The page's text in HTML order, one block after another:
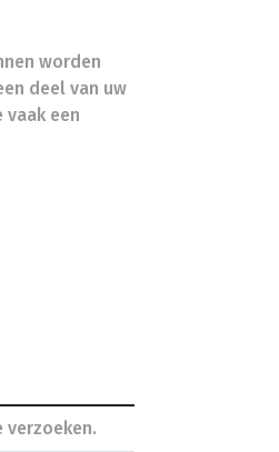
worden
deel van uw
een
verzoeken.